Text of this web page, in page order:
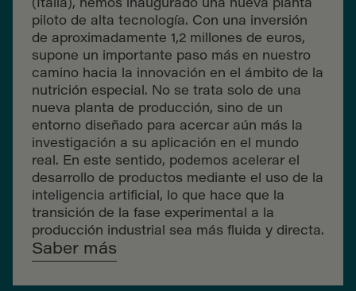
(Italia), hemos inaugurado una nueva planta
piloto de alta tecnología. Con una inversión
de aproximadamente 1,2 millones de euros,
supone un importante paso más en nuestro
camino hacia la innovación en el ámbito de la
nutrición especial. No se trata solo de una
nueva planta de producción, sino de un
entorno diseñado para acercar aún más la
investigación a su aplicación en el mundo
real. En este sentido, podemos acelerar el
desarrollo de productos mediante el uso de la
inteligencia artificial, lo que hace que la
transición de la fase experimental a la
producción industrial sea más fluida y directa.
Saber más